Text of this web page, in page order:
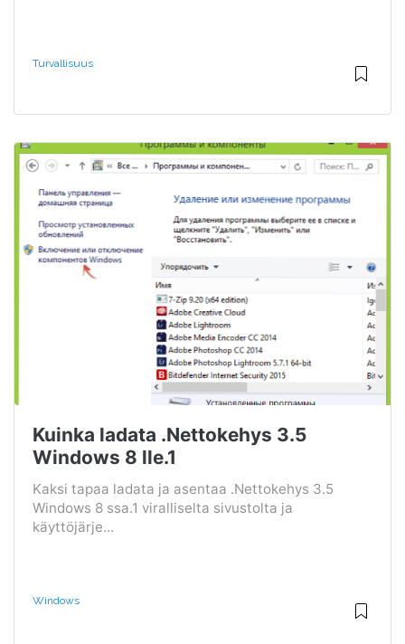
Turvallisuus
Kuinka ladata .Nettokehys 3.5
Windows 8 lle.1
Kaksi tapaa ladata ja asentaa .Nettokehys 3.5
Windows 8 ssa.1 viralliselta sivustolta ja
käyttöjärje...
Windows